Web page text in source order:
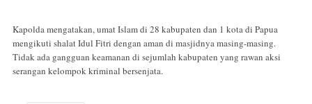
Kapolda mengatakan, umat Islam di 28 kabupaten dan 1 kota di Papua
mengikuti shalat Idul Fitri dengan aman di masjidnya masing-masing.
Tidak ada gangguan keamanan di sejumlah kabupaten yang rawan aksi
serangan kelompok kriminal bersenjata.